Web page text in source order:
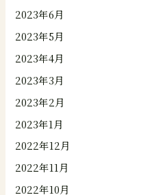
2023年6月
2023年5月
2023年4月
2023年3月
2023年2月
2023年1月
2022年12月
2022年11月
2022年10月